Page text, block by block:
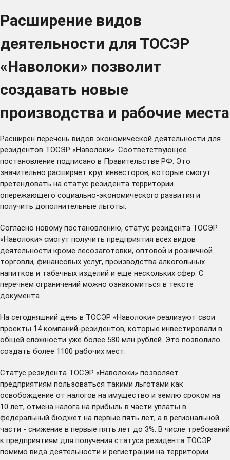
Расширение видов
деятельности для ТОСЭР
«Наволоки» позволит
создавать новые
производства и рабочие места
Расширен перечень видов экономической деятельности для
резидентов ТОСЭР «Наволоки». Соответствующее
постановление подписано в Правительстве РФ. Это
значительно расширяет круг инвесторов, которые смогут
претендовать на статус резидента территории
опережающего социально-экономического развития и
получить дополнительные льготы.
Согласно новому постановлению, статус резидента ТОСЭР
«Наволоки» смогут получить предприятия всех видов
деятельности кроме лесозаготовки, оптовой и розничной
торговли, финансовых услуг, производства алкогольных
напитков и табачных изделий и еще нескольких сфер. С
перечнем ограничений можно ознакомиться в тексте
документа.
На сегодняшний день в ТОСЭР «Наволоки» реализуют свои
проекты 14 компаний-резидентов, которые инвестировали в
общей сложности уже более 580 млн рублей. Это позволило
создать более 1100 рабочих мест.
Статус резидента ТОСЭР «Наволоки» позволяет
предприятиям пользоваться такими льготами как
освобождение от налогов на имущество и землю сроком на
10 лет, отмена налога на прибыль в части уплаты в
федеральный бюджет на первые пять лет, а в региональной
части - снижение в первые пять лет до 3%. В числе требований
к предприятиям для получения статуса резидента ТОСЭР
помимо вида деятельности и регистрации на территории